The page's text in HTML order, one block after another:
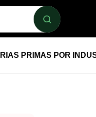
PRIMAS POR